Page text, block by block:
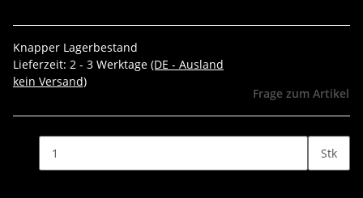
Knapper Lagerbestand
Lieferzeit: 2 - 3 Werktage (DE - Ausland
kein Versand)
Frage zum Artikel
Stk